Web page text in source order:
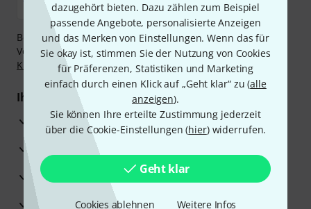
dazugehört bieten. Dazu zählen zum Beispiel
passende Angebote, personalisierte Anzeigen
und das Merken von Einstellungen. Wenn das für
Sie okay ist, stimmen Sie der Nutzung von Cookies
für Präferenzen, Statistiken und Marketing
einfach durch einen Klick auf „Geht klar“ zu (alle
anzeigen).
Sie können Ihre erteilte Zustimmung jederzeit
über die Cookie-Einstellungen (hier) widerrufen.
Geht klar
Cookies ablehnen Weitere Infos
Bezahlen Sie vertraulich und sicher per Nachnahme,
Vorkasse, PayPal, Amazon Pay,Klarna Sofort bezahlen,
Klarna Ratenzahlungoder Kreditkarte.
Ihre Vorteile
3 Jahre Thomann Garantie
30 Tage Money-Back-Garantie
Reparaturservice
Beratung durch Fachexperten